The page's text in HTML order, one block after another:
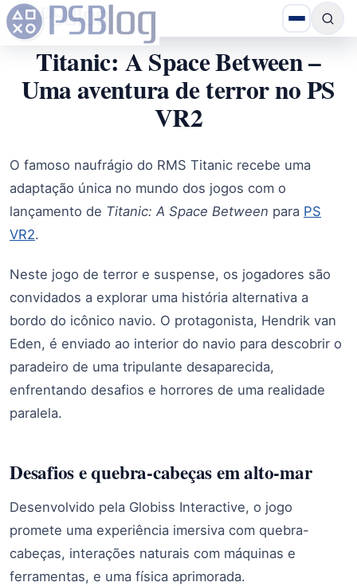
Titanic: A Space Between –
Uma aventura de terror no PS
VR2
O famoso naufrágio do RMS Titanic recebe uma
adaptação única no mundo dos jogos com o
lançamento de Titanic: A Space Between para PS
VR2.
Neste jogo de terror e suspense, os jogadores são
convidados a explorar uma história alternativa a
bordo do icônico navio. O protagonista, Hendrik van
Eden, é enviado ao interior do navio para descobrir o
paradeiro de uma tripulante desaparecida,
enfrentando desafios e horrores de uma realidade
paralela.
Desafios e quebra-cabeças em alto-mar
Desenvolvido pela Globiss Interactive, o jogo
promete uma experiência imersiva com quebra-
cabeças, interações naturais com máquinas e
ferramentas, e uma física aprimorada.